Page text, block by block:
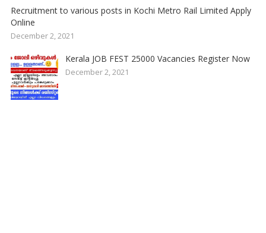
Recruitment to various posts in Kochi Metro Rail Limited Apply
Online
December 2, 2021
Kerala JOB FEST 25000 Vacancies Register Now
December 2, 2021